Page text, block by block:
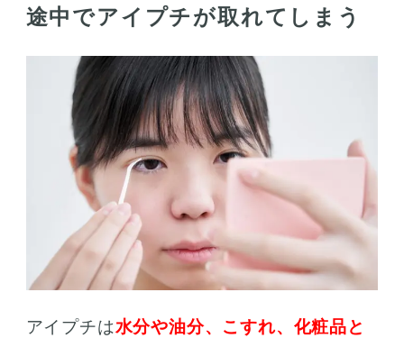
途中でアイプチが取れてしまう
アイプチは水分や油分、こすれ、化粧品と